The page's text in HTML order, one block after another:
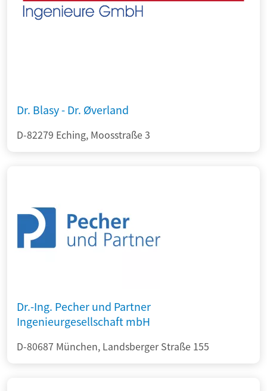
Dr. Blasy - Dr. Øverland
D-82279 Eching, Moosstraße 3
Dr.-Ing. Pecher und Partner
Ingenieurgesellschaft mbH
D-80687 München, Landsberger Straße 155